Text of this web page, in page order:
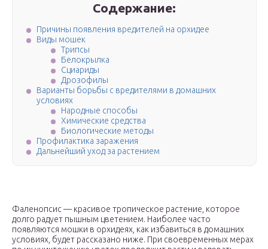
Содержание:
Причины появления вредителей на орхидее
Виды мошек
Трипсы
Белокрылка
Сциариды
Дрозофилы
Варианты борьбы с вредителями в домашних
условиях
Народные способы
Химические средства
Биологические методы
Профилактика заражения
Дальнейший уход за растением
Фаленопсис — красивое тропическое растение, которое
долго радует пышным цветением. Наиболее часто
появляются мошки в орхидеях, как избавиться в домашних
условиях, будет рассказано ниже. При своевременных мерах